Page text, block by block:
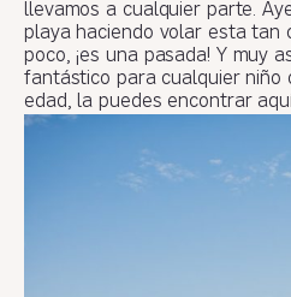
llevamos a cualquier parte.
playa haciendo volar esta tan
poco, ¡es una pasada! Y muy
fantástico para cualquier niño
edad, la puedes encontrar